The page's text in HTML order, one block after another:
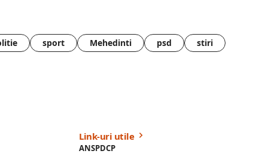
sport Mehedinti psd stiri
Link-uri utile
ANSPDCP